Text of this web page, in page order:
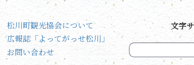
松川町観光協会について
広報誌「よってがっせ松川」
お問い合わせ
文字